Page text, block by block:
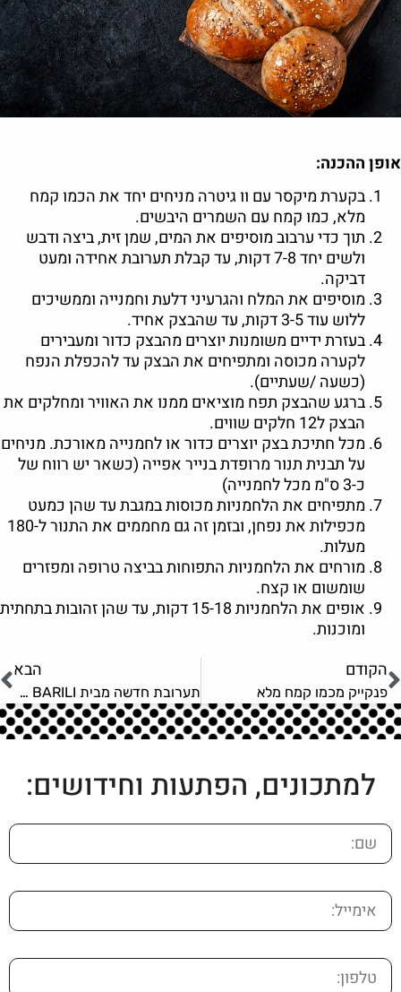
אופן ההכנה:
בקערת מיקסר עם וו גיטרה מניחים יחד את הכמו קמח
מלא, כמו קמח עם השמרים היבשים.
תוך כדי ערבוב מוסיפים את המים, שמן זית, ביצה ודבש
ולשים יחד 7-8 דקות, עד קבלת תערובת אחידה ומעט
דביקה.
מוסיפים את המלח והגרעיני דלעת וחמנייה וממשיכים
ללוש עוד 3-5 דקות, עד שהבצק אחיד.
בעזרת ידיים משומנות יוצרים מהבצק כדור ומעבירים
לקערה מכוסה ומתפיחים את הבצק עד להכפלת הנפח
(כשעה /שעתיים).
ברגע שהבצק תפח מוציאים ממנו את האוויר ומחלקים את
הבצק ל12 חלקים שווים.
מכל חתיכת בצק יוצרים כדור או לחמנייה מאורכת. מניחים
על תבנית תנור מרופדת בנייר אפייה (כשאר יש רווח של
כ-3 ס"מ מכל לחמנייה)
מתפיחים את הלחמניות מכוסות במגבת עד שהן כמעט
מכפילות את נפחן, ובזמן זה גם מחממים את התנור ל-180
מעלות.
מורחים את הלחמניות התפוחות בביצה טרופה ומפזרים
שומשום או קצח.
אופים את הלחמניות 15-18 דקות, עד שהן זהובות בתחתית
ומוכנות.
הקודם
פנקייק מכמו קמח מלא
הבא
תערובת חדשה מבית BARILI עם EXTRA קמחים מלאים!
למתכונים, הפתעות וחידושים: